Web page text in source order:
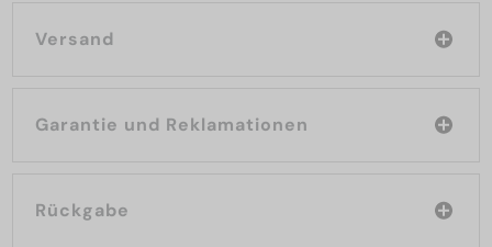
Versand
Garantie und Reklamationen
Rückgabe